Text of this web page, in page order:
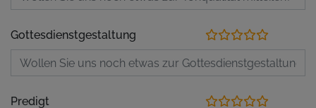
Gottesdienstgestaltung
Predigt